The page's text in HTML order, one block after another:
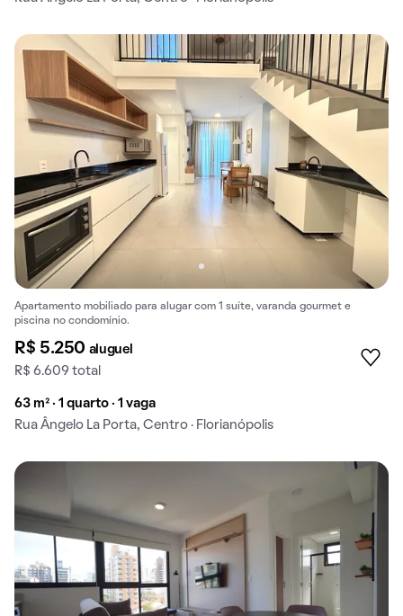
Apartamento mobiliado para alugar com 1 suíte, varanda gourmet e
piscina no condomínio.
R$ 5.250 aluguel
R$ 6.609 total
63 m² · 1 quarto · 1 vaga
Rua Ângelo La Porta, Centro · Florianópolis